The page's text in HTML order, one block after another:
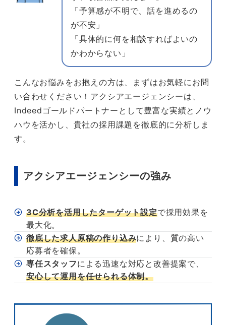
「予算感が不明で、話を進めるの
が不安」
「具体的に何を相談すればよいの
かわからない」
こんなお悩みをお抱えの方は、まずはお気軽にお問
い合わせください！アクシアエージェンシーは、
Indeedゴールドパートナーとして豊富な実績とノウ
ハウを活かし、貴社の採用課題を徹底的に分析しま
す。
アクシアエージェンシーの強み
3C分析を活用したターゲット設定で採用効果を
最大化。
徹底した求人原稿の作り込みにより、質の高い
応募者を確保。
専任スタッフによる迅速な対応と改善提案で、
安心して運用を任せられる体制。